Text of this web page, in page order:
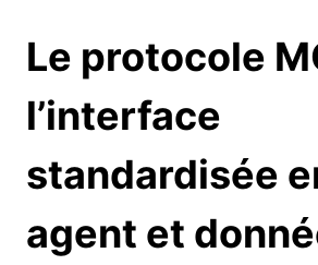
Le protocole
l’interface
standardisée
agent et